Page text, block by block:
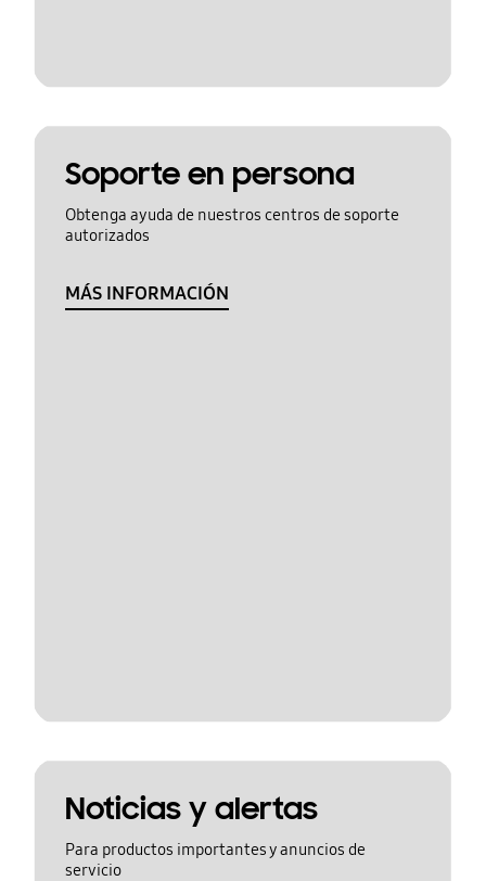
Soporte en persona
Obtenga ayuda de nuestros centros de soporte
autorizados
MÁS INFORMACIÓN
Noticias y alertas
Para productos importantes y anuncios de
servicio